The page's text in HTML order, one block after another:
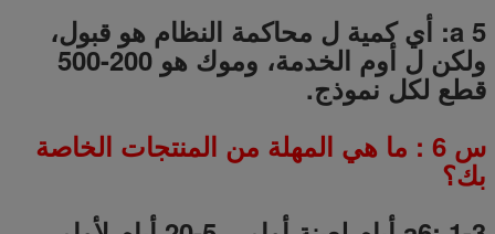
a 5: أي كمية ل محاكمة النظام هو قبول،
ولكن ل أوم الخدمة، وموك هو 200-500
قطع لكل نموذج.
س 6 : ما هي المهلة من المنتجات الخاصة
بك؟